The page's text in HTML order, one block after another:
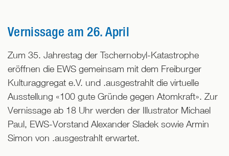
Vernissage am 26. April
Zum 35. Jahrestag der Tschernobyl-Katastrophe
eröffnen die EWS gemeinsam mit dem Freiburger
Kulturaggregat e.V. und .ausgestrahlt die virtuelle
Ausstellung «100 gute Gründe gegen Atomkraft». Zur
Vernissage ab 18 Uhr werden der Illustrator Michael
Paul, EWS-Vorstand Alexander Sladek sowie Armin
Simon von .ausgestrahlt erwartet.